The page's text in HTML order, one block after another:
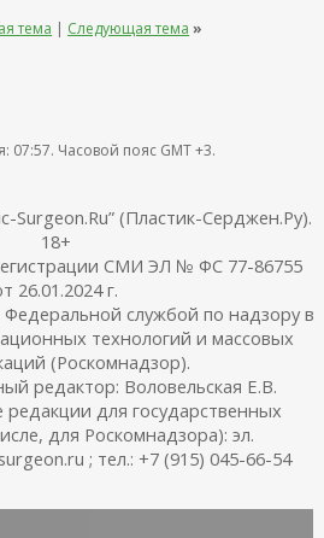
тема | Следующая тема »
07:57. Часовой пояс GMT +3.
Surgeon.Ru” (Пластик-Серджен.Ру).
18+
СМИ ЭЛ № ФС 77-86755
26.01.2024 г.
службой по надзору в
технологий и массовых
(Роскомнадзор).
редактор: Воловельская Е.В.
для государственных
для Роскомнадзора): эл.
; тел.: +7 (915) 045-66-54